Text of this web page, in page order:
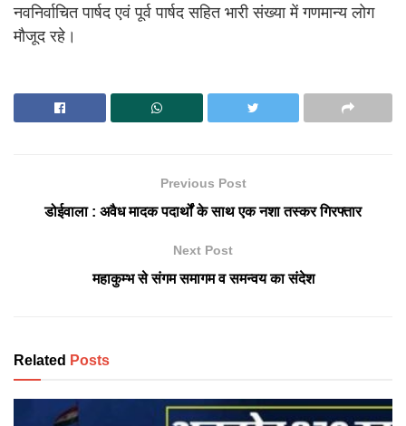
नवनिर्वाचित पार्षद एवं पूर्व पार्षद सहित भारी संख्या में गणमान्य लोग
मौजूद रहे।
Previous Post
डोईवाला : अवैध मादक पदार्थों के साथ एक नशा तस्कर गिरफ्तार
Next Post
महाकुम्भ से संगम समागम व समन्वय का संदेश
Related Posts